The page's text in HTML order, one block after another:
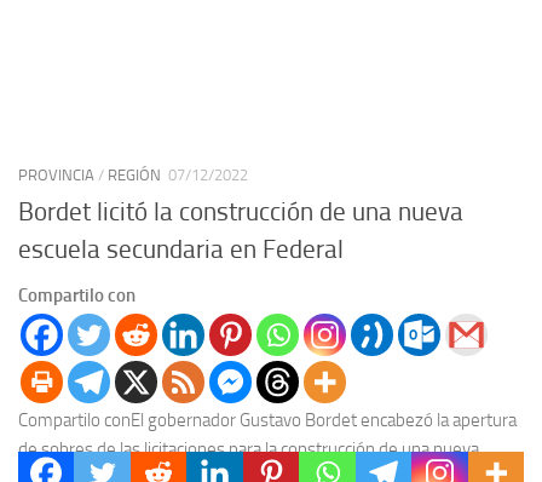
PROVINCIA / REGIÓN 07/12/2022
Bordet licitó la construcción de una nueva
escuela secundaria en Federal
Compartilo con
Compartilo conEl gobernador Gustavo Bordet encabezó la apertura
de sobres de las licitaciones para la construcción de una nueva